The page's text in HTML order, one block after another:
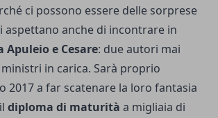
ci possono essere delle sorprese
aspettano anche di incontrare in
Apuleio e Cesare: due autori mai
in carica. Sarà proprio
2017 a far scatenare la loro fantasia
diploma di maturità a migliaia di